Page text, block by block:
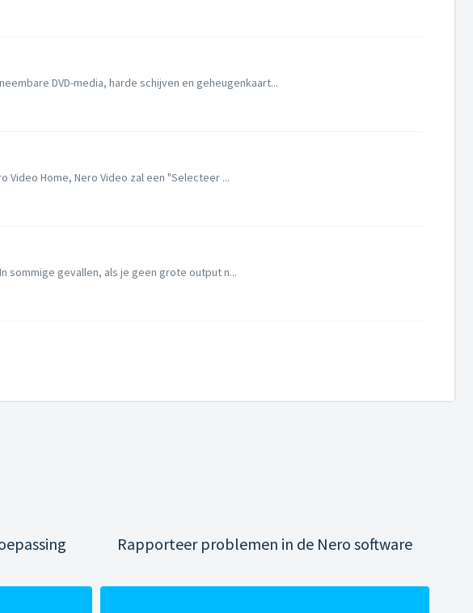
DVD-media, harde schijven en geheugenkaart...
Video Home, Nero Video zal een "Selecteer ...
sommige gevallen, als je geen grote output n...
Rapporteer problemen in de Nero software